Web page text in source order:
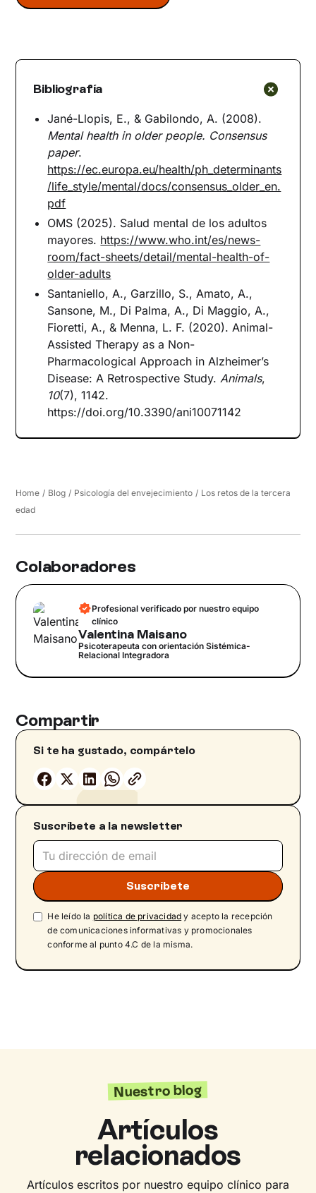
Bibliografía
Jané-Llopis, E., & Gabilondo, A. (2008).
Mental health in older people. Consensus
paper.
https://ec.europa.eu/health/ph_determinants
/life_style/mental/docs/consensus_older_en.
pdf
OMS (2025). Salud mental de los adultos
mayores. https://www.who.int/es/news-
room/fact-sheets/detail/mental-health-of-
older-adults
Santaniello, A., Garzillo, S., Amato, A.,
Sansone, M., Di Palma, A., Di Maggio, A.,
Fioretti, A., & Menna, L. F. (2020). Animal-
Assisted Therapy as a Non-
Pharmacological Approach in Alzheimer’s
Disease: A Retrospective Study.Animals,
10(7), 1142.
https://doi.org/10.3390/ani10071142
Home / Blog / Psicología del envejecimiento / Los retos de la tercera
edad
Colaboradores
Profesional verificado por nuestro equipo
clínico
Valentina Maisano
Psicoterapeuta con orientación Sistémica-
Relacional Integradora
Compartir
Si te ha gustado, compártelo
Suscríbete a la newsletter
He leído la política de privacidad y acepto la recepción
de comunicaciones informativas y promocionales
conforme al punto 4.C de la misma.
Nuestro blog
Artículos
relacionados
Artículos escritos por nuestro equipo clínico para